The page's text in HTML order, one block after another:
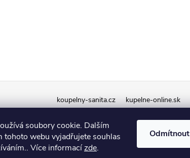
soubory cookie. Dalším
tohoto webu vyjadřujete souhlas
Více informacízde.
Odmítnout
koupelny-sanita.cz kupelne-online.sk